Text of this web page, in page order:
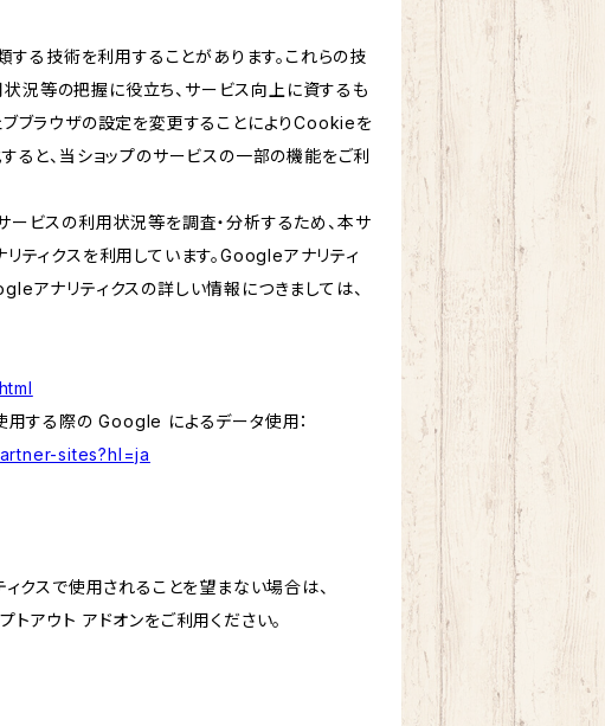
する技術を利用することがあります。これらの技
状況等の把握に役立ち、サービス向上に資するも
ブラウザの設定を変更することによりCookieを
ると、当ショップのサービスの一部の機能をご利
ービスの利用状況等を調査・分析するため、本サ
ィクスを利用しています。Googleアナリティ
アナリティクスの詳しい情報につきましては、
する際の Google によるデータ使用：
sites?hl=ja
クスで使用されることを望まない場合は、
アウト アドオンをご利用ください。